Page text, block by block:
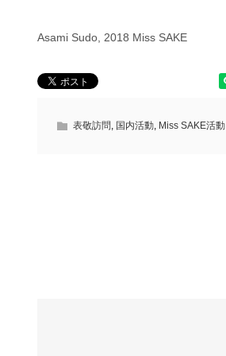
Asami Sudo, 2018 Miss SAKE
表敬訪問, 国内活動, Miss SAKE活動